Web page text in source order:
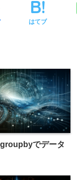
はてブ
でデータ